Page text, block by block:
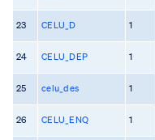
23 CELU_D 1
24 CELU_DEP 1
25 celu_des 1
26 CELU_ENQ 1